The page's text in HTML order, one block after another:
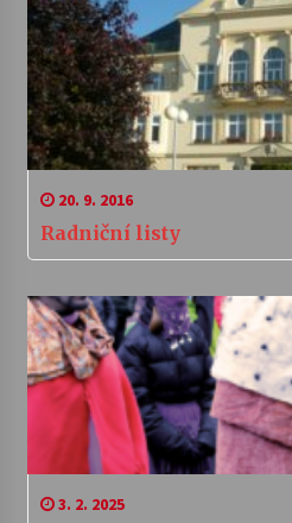
20. 9. 2016
Radniční listy
3. 2. 2025